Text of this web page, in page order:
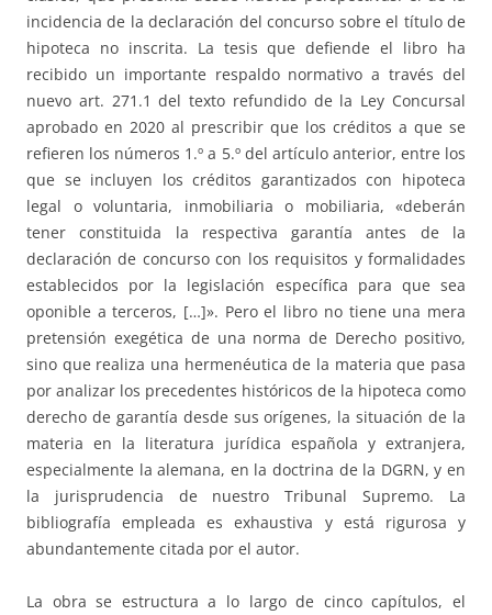
incidencia de la declaración del concurso sobre el título de
hipoteca no inscrita. La tesis que defiende el libro ha
recibido un importante respaldo normativo a través del
nuevo art. 271.1 del texto refundido de la Ley Concursal
aprobado en 2020 al prescribir que los créditos a que se
refieren los números 1.º a 5.º del artículo anterior, entre los
que se incluyen los créditos garantizados con hipoteca
legal o voluntaria, inmobiliaria o mobiliaria, «deberán
tener constituida la respectiva garantía antes de la
declaración de concurso con los requisitos y formalidades
establecidos por la legislación específica para que sea
oponible a terceros, […]». Pero el libro no tiene una mera
pretensión exegética de una norma de Derecho positivo,
sino que realiza una hermenéutica de la materia que pasa
por analizar los precedentes históricos de la hipoteca como
derecho de garantía desde sus orígenes, la situación de la
materia en la literatura jurídica española y extranjera,
especialmente la alemana, en la doctrina de la DGRN, y en
la jurisprudencia de nuestro Tribunal Supremo. La
bibliografía empleada es exhaustiva y está rigurosa y
abundantemente citada por el autor.
La obra se estructura a lo largo de cinco capítulos, el